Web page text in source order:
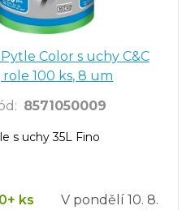
Color s uchy C&C
role 100 ks, 8 um
: 8571050009
s uchy 35L Fino
ks V pondělí 10. 8.